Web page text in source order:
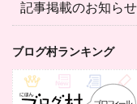
記事掲載のお知らせ
ブログ村ランキング